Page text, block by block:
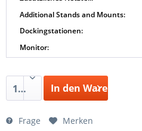
Additional Stands and Mounts:
Dockingstationen:
Monitor:
1 In den Warenkorb
Frage Merken